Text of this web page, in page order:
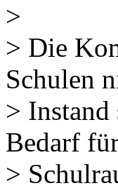
>
> Die
Schulen
> Instand
Bedarf
>